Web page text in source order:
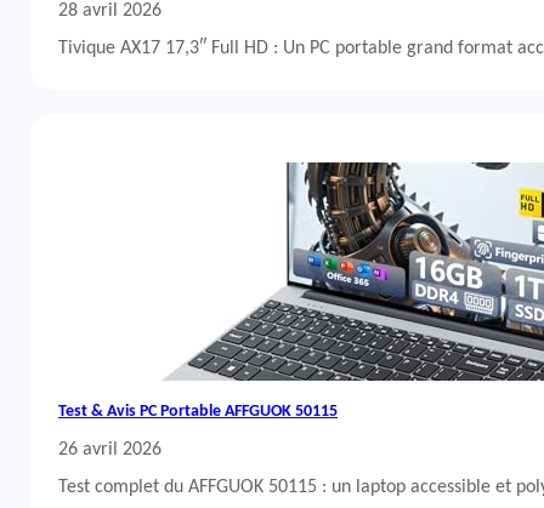
28 avril 2026
Tivique AX17 17,3″ Full HD : Un PC portable grand format
Test & Avis PC Portable AFFGUOK 50115
26 avril 2026
Test complet du AFFGUOK 50115 : un laptop accessible